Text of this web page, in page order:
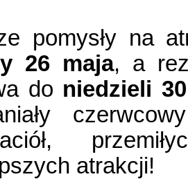
pomysły na
26 maja, a
do niedzieli
atrakcji!